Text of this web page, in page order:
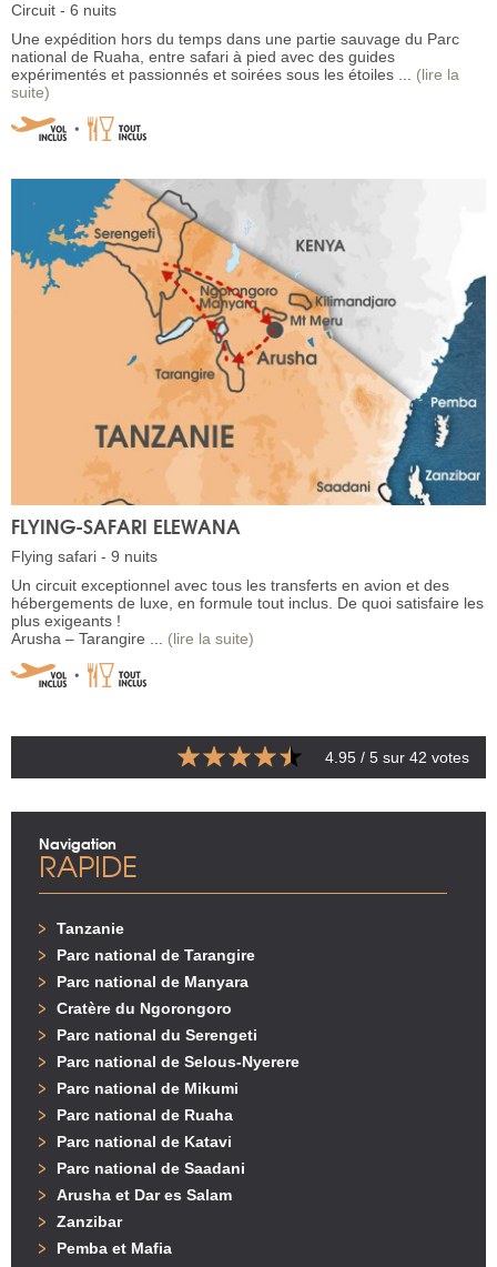
Circuit - 6 nuits
Une expédition hors du temps dans une partie sauvage du Parc
national de Ruaha, entre safari à pied avec des guides
expérimentés et passionnés et soirées sous les étoiles ... (lire la
suite)
FLYING-SAFARI ELEWANA
Flying safari - 9 nuits
Un circuit exceptionnel avec tous les transferts en avion et des
hébergements de luxe, en formule tout inclus. De quoi satisfaire les
plus exigeants !
Arusha – Tarangire ... (lire la suite)
4.95 / 5 sur 42 votes
Navigation
RAPIDE
Tanzanie
Parc national de Tarangire
Parc national de Manyara
Cratère du Ngorongoro
Parc national du Serengeti
Parc national de Selous-Nyerere
Parc national de Mikumi
Parc national de Ruaha
Parc national de Katavi
Parc national de Saadani
Arusha et Dar es Salam
Zanzibar
Pemba et Mafia